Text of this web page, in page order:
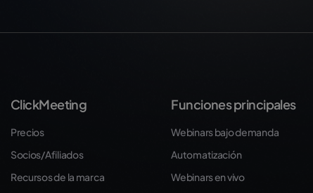
ClickMeeting
Precios
Socios/Afiliados
Recursos de la marca
Funciones principales
Webinars bajo demanda
Automatización
Webinars en vivo